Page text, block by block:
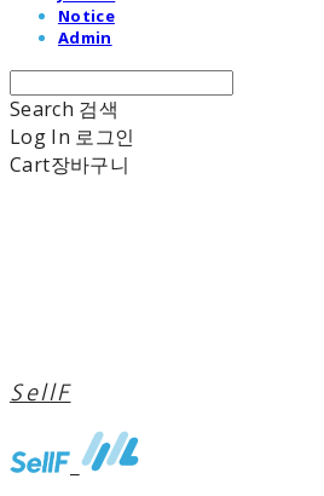
Notice
Admin
Search 검색
Log In 로그인
Cart장바구니
SellF